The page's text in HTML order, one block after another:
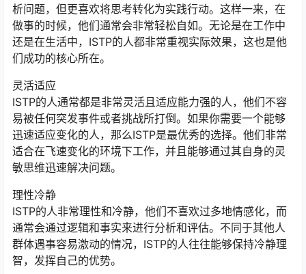
析问题，但更喜欢将思考转化为实践行动。这样一来，在
做事的时候，他们通常会非常轻松自如。无论是在工作中
还是在生活中，ISTP的人都非常重视实际效果，这也是他
们成功的核心所在。
灵活适应
ISTP的人通常都是非常灵活且适应能力强的人，他们不容
易被任何突发事件或者挑战所打倒。如果你需要一个能够
迅速适应变化的人，那么ISTP是最优秀的选择。他们非常
适合在飞速变化的环境下工作，并且能够通过其自身的灵
敏思维迅速解决问题。
理性冷静
ISTP的人非常理性和冷静，他们不喜欢过多地情感化，而
通常会通过逻辑和事实来进行分析和评估。不同于其他人
群体遇事容易激动的情况，ISTP的人往往能够保持冷静理
智，发挥自己的优势。